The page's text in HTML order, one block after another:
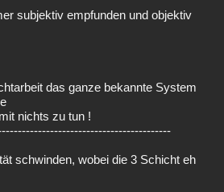
subjektiv empfunden und objektiv
das ganze bekannte System
nichts zu tun !
schwinden, wobei die 3 Schicht eh